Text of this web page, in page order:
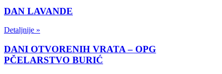
DAN LAVANDE
Detaljnije »
DANI OTVORENIH VRATA – OPG
PČELARSTVO BURIĆ